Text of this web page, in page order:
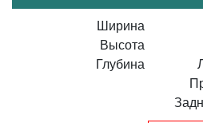
Ширина
Высота
Глубина